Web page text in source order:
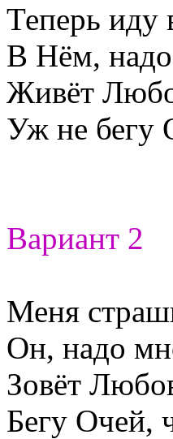
Теперь иду
В Нём,
Живёт
Уж не бегу
Вариант 2
Меня
Он, надо
Зовёт
Бегу Очей,